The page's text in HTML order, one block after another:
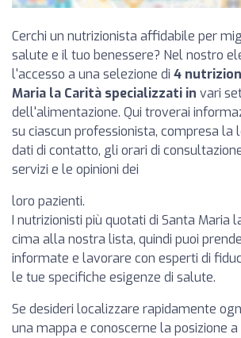
Cerchi un nutrizionista affidabile per
salute e il tuo benessere? Nel nostro
l'accesso a una selezione di 4
Maria la Carità specializzati in vari
dell'alimentazione. Qui troverai
su ciascun professionista, compresa la
dati di contatto, gli orari di
servizi e le opinioni dei
loro pazienti.
I nutrizionisti più quotati di Santa Maria
cima alla nostra lista, quindi puoi
informate e lavorare con esperti di
le tue specifiche esigenze di salute.
Se desideri localizzare rapidamente
una mappa e conoscerne la posizione